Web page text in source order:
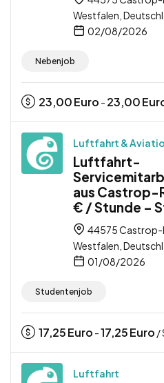
Westfalen,
02/08/2026
Nebenjob
23,00Euro - 23,00
Luftfahrt &
Luftfahrt-
aus Castrop-
€ / Stunde –
44575 Castrop-
Westfalen,
01/08/2026
Studentenjob
17,25Euro -17,25Euro /
Luftfahrt